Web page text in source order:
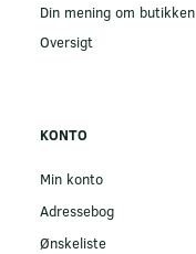
Din mening om butikken
Oversigt
KONTO
Min konto
Adressebog
Ønskeliste